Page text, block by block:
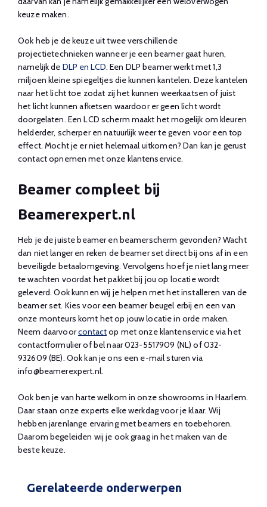
keuze maken.
Ook heb je de keuze uit twee verschillende
projectietechnieken wanneer je een beamer gaat huren,
namelijk de DLP en LCD. Een DLP beamer werkt met 1,3
miljoen kleine spiegeltjes die kunnen kantelen. Deze kantelen
naar het licht toe zodat zij het kunnen weerkaatsen of juist
het licht kunnen afketsen waardoor er geen licht wordt
doorgelaten. Een LCD scherm maakt het mogelijk om kleuren
helderder, scherper en natuurlijk weer te geven voor een top
effect. Mocht je er niet helemaal uitkomen? Dan kan je gerust
contact opnemen met onze klantenservice.
Beamer compleet bij
Beamerexpert.nl
Heb je de juiste beamer en beamerscherm gevonden? Wacht
dan niet langer en reken de beamer set direct bij ons af in een
beveiligde betaalomgeving. Vervolgens hoef je niet lang meer
te wachten voordat het pakket bij jou op locatie wordt
geleverd. Ook kunnen wij je helpen met het installeren van de
beamer set. Kies voor een beamer beugel erbij en een van
onze monteurs komt het op jouw locatie in orde maken.
Neem daarvoorcontactop met onze klantenservice via het
contactformulier of bel naar 023-5517909 (NL) of 032-
932609 (BE). Ook kan je ons een e-mail sturen via
info@beamerexpert.nl.
Ook ben je van harte welkom in onze showrooms in Haarlem.
Daar staan onze experts elke werkdag voor je klaar. Wij
hebben jarenlange ervaring met beamers en toebehoren.
Daarom begeleiden wij je ook graag in het maken van de
beste keuze.
Gerelateerde onderwerpen